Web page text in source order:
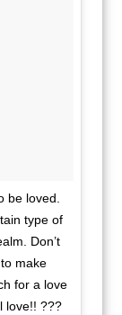
be loved.
type of
Don’t
make
for a love
love!! ???